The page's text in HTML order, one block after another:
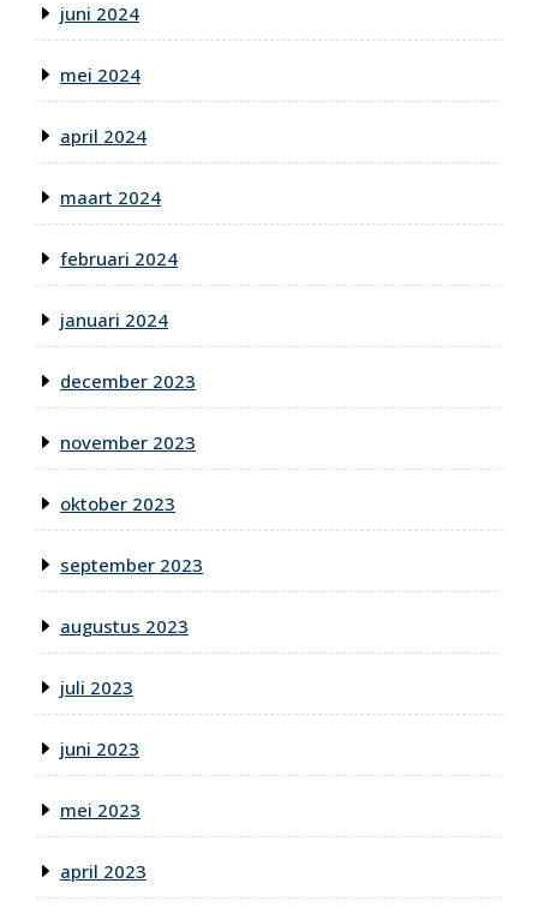
juni 2024
mei 2024
april 2024
maart 2024
februari 2024
januari 2024
december 2023
november 2023
oktober 2023
september 2023
augustus 2023
juli 2023
juni 2023
mei 2023
april 2023